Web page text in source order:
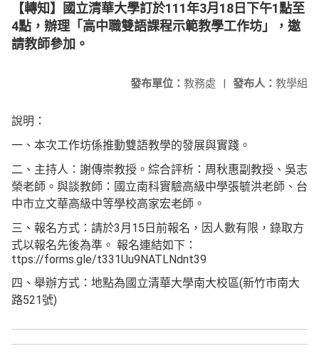
【轉知】國立清華大學訂於111年3月18日下午1點至
4點，辦理「高中職雙語課程示範教學工作坊」，邀
請教師參加。
發布人： 教學組
發布單位： 教務處 |
說明：
一、本次工作坊係推動雙語教學的發展與實踐。
二、主持人：謝傳崇教授。綜合評析：周秋惠副教授、吳志
榮老師。與談教師：國立南科實驗高級中學張毓洪老師、台
中市立文華高級中等學校高家宏老師。
三、報名方式：請於3月15日前報名，因人數有限，錄取方
式以報名先後為準。 報名連結如下：
ttps://forms.gle/t331Uu9NATLNdnt39
四、舉辦方式：地點為國立清華大學南大校區(新竹市南大
路521號)